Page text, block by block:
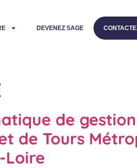
DEVENEZ SAGE
de
de Tours
Loire